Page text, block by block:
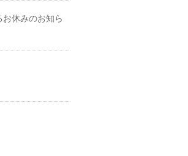
休みのお知ら